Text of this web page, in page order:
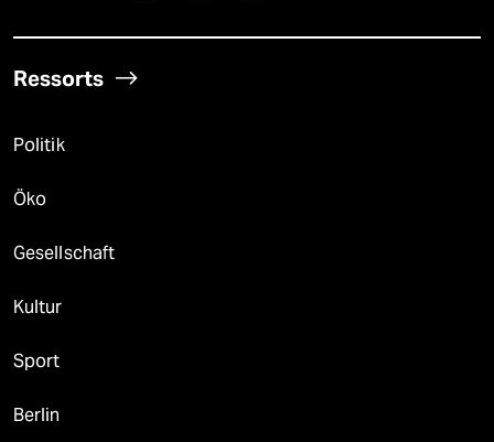
Ressorts
Politik
Öko
Gesellschaft
Kultur
Sport
Berlin